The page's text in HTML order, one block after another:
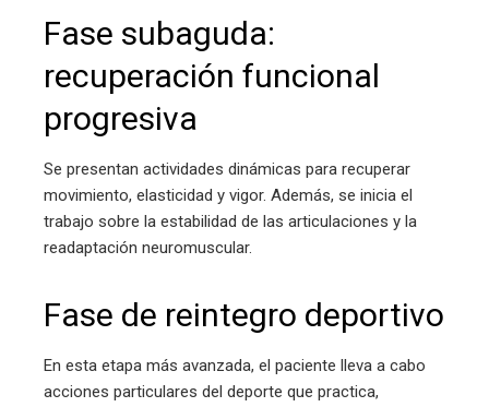
Fase subaguda:
recuperación funcional
progresiva
Se presentan actividades dinámicas para recuperar
movimiento, elasticidad y vigor. Además, se inicia el
trabajo sobre la estabilidad de las articulaciones y la
readaptación neuromuscular.
Fase de reintegro deportivo
En esta etapa más avanzada, el paciente lleva a cabo
acciones particulares del deporte que practica,